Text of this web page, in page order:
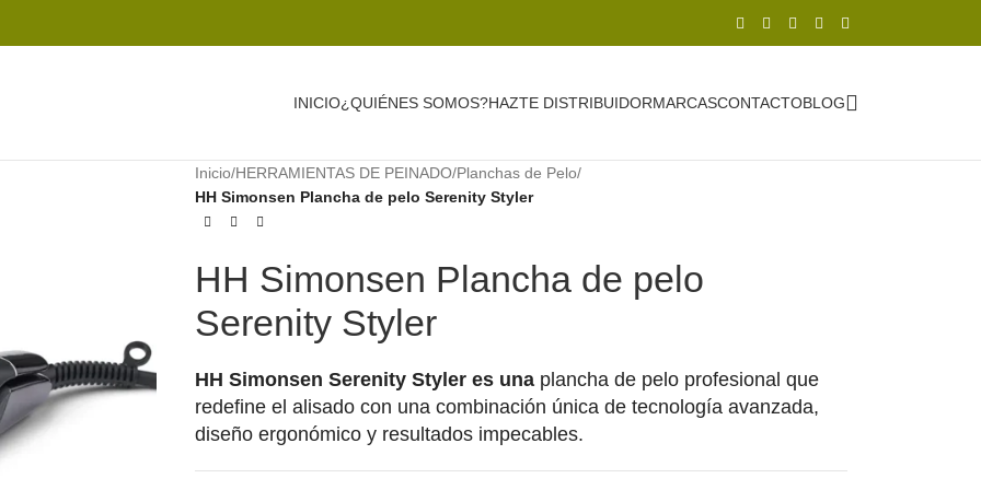
INICIO¿QUIÉNES SOMOS?HAZTE DISTRIBUIDORMARCASCONTACTOBLOG
Inicio/HERRAMIENTAS DE PEINADO/Planchas de Pelo/
HH Simonsen Plancha de pelo Serenity Styler
HH Simonsen Plancha de pelo
Serenity Styler
HH Simonsen Serenity Styler es unaplancha de pelo profesional que
redefine el alisado con una combinación única de tecnología avanzada,
diseño ergonómico y resultados impecables.